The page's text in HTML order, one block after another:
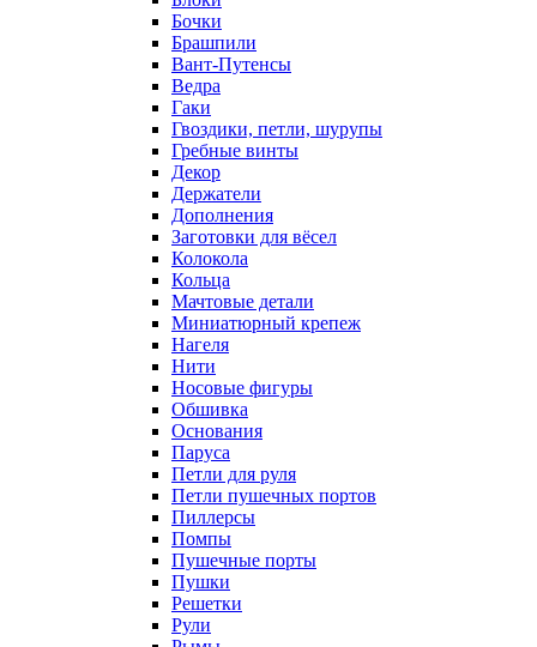
Бочки
Брашпили
Вант-Путенсы
Ведра
Гаки
Гвоздики, петли, шурупы
Гребные винты
Декор
Держатели
Дополнения
Заготовки для вёсел
Колокола
Кольца
Мачтовые детали
Миниатюрный крепеж
Нагеля
Нити
Носовые фигуры
Обшивка
Основания
Паруса
Петли для руля
Петли пушечных портов
Пиллерсы
Помпы
Пушечные порты
Пушки
Решетки
Рули